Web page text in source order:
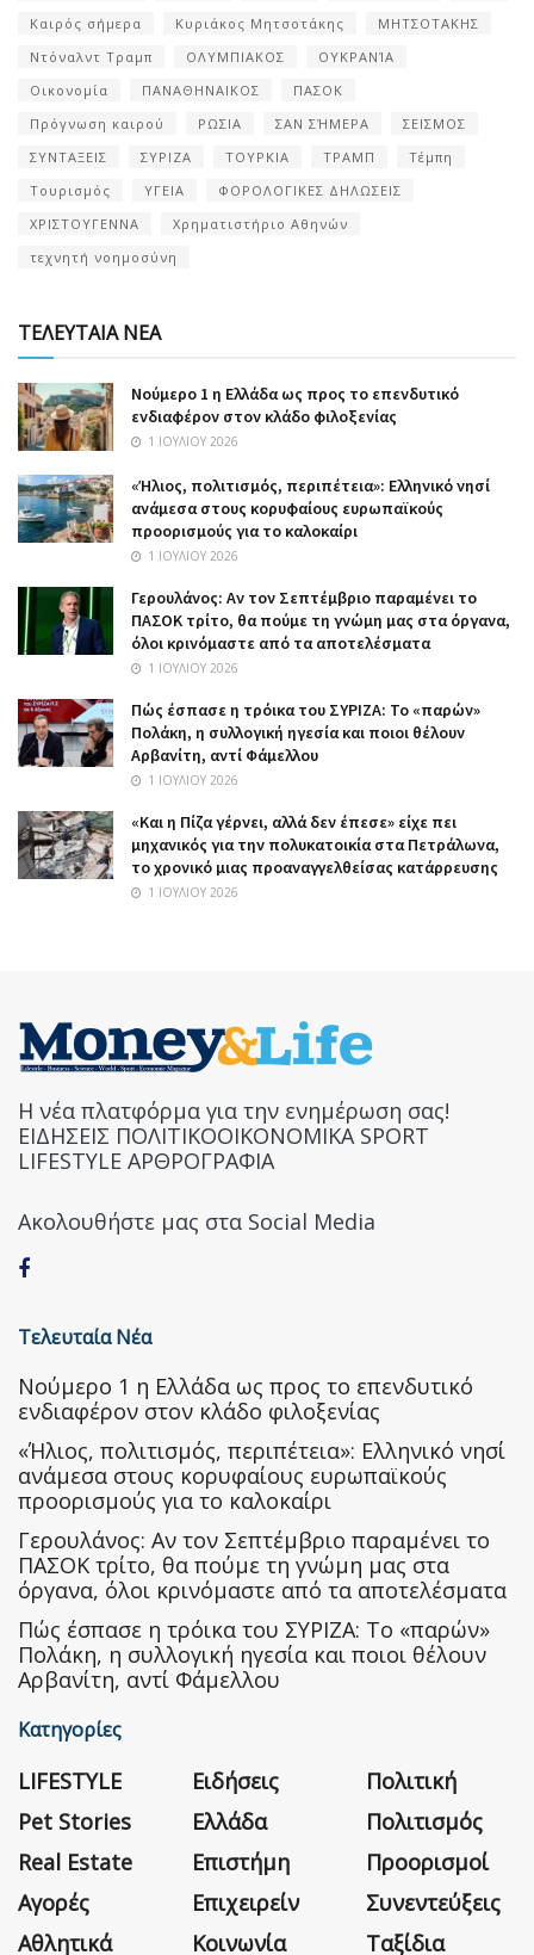
Καιρός σήμερα
Κυριάκος Μητσοτάκης
ΜΗΤΣΟΤΑΚΗΣ
Ντόναλντ Τραμπ
ΟΛΥΜΠΙΑΚΟΣ
ΟΥΚΡΑΝΊΑ
Οικονομία
ΠΑΝΑΘΗΝΑΙΚΟΣ
ΠΑΣΟΚ
Πρόγνωση καιρού
ΡΩΣΙΑ ΣΑΝ ΣΉΜΕΡΑ
ΣΕΙΣΜΟΣ
ΣΥΝΤΑΞΕΙΣ
ΣΥΡΙΖΑ ΤΟΥΡΚΙΑ ΤΡΑΜΠ
Τέμπη
Τουρισμός
ΥΓΕΙΑ
ΦΟΡΟΛΟΓΙΚΕΣ ΔΗΛΩΣΕΙΣ
ΧΡΙΣΤΟΥΓΕΝΝΑ
Χρηματιστήριο Αθηνών
τεχνητή νοημοσύνη
ΤΕΛΕΥΤΑΙΑ ΝΕΑ
Nούμερο 1 η Ελλάδα ως προς το επενδυτικό
ενδιαφέρον στον κλάδο φιλοξενίας
1 ΙΟΥΛΊΟΥ 2026
«Ήλιος, πολιτισμός, περιπέτεια»: Ελληνικό νησί
ανάμεσα στους κορυφαίους ευρωπαϊκούς
προορισμούς για το καλοκαίρι
1 ΙΟΥΛΊΟΥ 2026
Γερουλάνος: Αν τον Σεπτέμβριο παραμένει το
ΠΑΣΟΚ τρίτο, θα πούμε τη γνώμη μας στα όργανα,
όλοι κρινόμαστε από τα αποτελέσματα
1 ΙΟΥΛΊΟΥ 2026
Πώς έσπασε η τρόικα του ΣΥΡΙΖΑ: Το «παρών»
Πολάκη, η συλλογική ηγεσία και ποιοι θέλουν
Αρβανίτη, αντί Φάμελλου
1 ΙΟΥΛΊΟΥ 2026
«Και η Πίζα γέρνει, αλλά δεν έπεσε» είχε πει
μηχανικός για την πολυκατοικία στα Πετράλωνα,
το χρονικό μιας προαναγγελθείσας κατάρρευσης
1 ΙΟΥΛΊΟΥ 2026
Η νέα πλατφόρμα για την ενημέρωση σας!
ΕΙΔΗΣΕΙΣ ΠΟΛΙΤΙΚΟΟΙΚΟΝΟΜΙΚΑ SPORT
LIFESTYLE ΑΡΘΡΟΓΡΑΦΙΑ
Ακολουθήστε μας στα Social Media
Τελευταία Νέα
Nούμερο 1 η Ελλάδα ως προς το επενδυτικό
ενδιαφέρον στον κλάδο φιλοξενίας
«Ήλιος, πολιτισμός, περιπέτεια»: Ελληνικό νησί
ανάμεσα στους κορυφαίους ευρωπαϊκούς
προορισμούς για το καλοκαίρι
Γερουλάνος: Αν τον Σεπτέμβριο παραμένει το
ΠΑΣΟΚ τρίτο, θα πούμε τη γνώμη μας στα
όργανα, όλοι κρινόμαστε από τα αποτελέσματα
Πώς έσπασε η τρόικα του ΣΥΡΙΖΑ: Το «παρών»
Πολάκη, η συλλογική ηγεσία και ποιοι θέλουν
Αρβανίτη, αντί Φάμελλου
Κατηγορίες
LIFESTYLE
Pet Stories
Real Estate
Αγορές
Αθλητικά
Ειδήσεις
Ελλάδα
Επιστήμη
Επιχειρείν
Κοινωνία
Πολιτική
Πολιτισμός
Προορισμοί
Συνεντεύξεις
Ταξίδια